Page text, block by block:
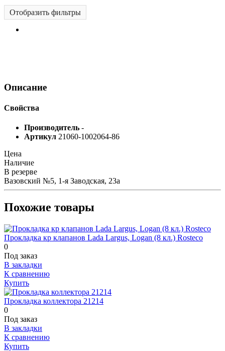
Отобразить фильтры
Описание
Свойства
Производитель -
Артикул 21060-1002064-86
Цена
Наличие
В резерве
Вазовский №5, 1-я Заводская, 23а
Похожие товары
Прокладка кр клапанов Lada Largus, Logan (8 кл.) Rosteco
0
Под заказ
В закладки
К сравнению
Купить
Прокладка коллектора 21214
0
Под заказ
В закладки
К сравнению
Купить